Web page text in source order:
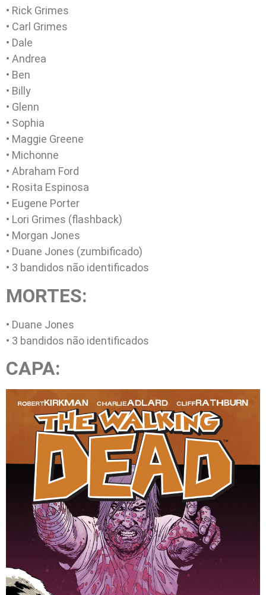
• Rick Grimes
• Carl Grimes
• Dale
• Andrea
• Ben
• Billy
• Glenn
• Sophia
• Maggie Greene
• Michonne
• Abraham Ford
• Rosita Espinosa
• Eugene Porter
• Lori Grimes (flashback)
• Morgan Jones
• Duane Jones (zumbificado)
• 3 bandidos não identificados
MORTES:
• Duane Jones
• 3 bandidos não identificados
CAPA: